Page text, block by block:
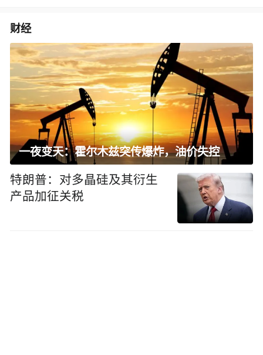
财经
一夜变天：霍尔木兹突传爆炸，油价失控
特朗普：对多晶硅及其衍生
产品加征关税